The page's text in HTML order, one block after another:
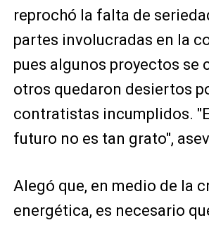
reprochó la falta de
partes involucradas en la
pues algunos proyectos se
otros quedaron desiertos
contratistas incumplidos.
futuro no es tan grato",
Alegó que, en medio de la
energética, es necesario